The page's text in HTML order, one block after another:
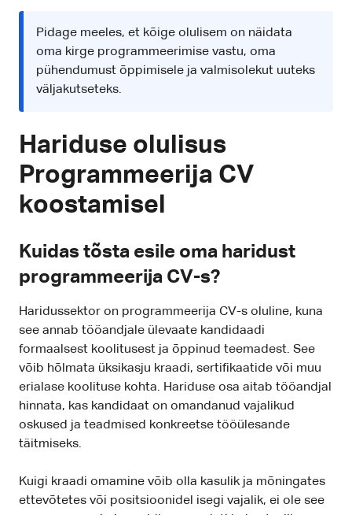
Pidage meeles, et kõige olulisem on näidata
oma kirge programmeerimise vastu, oma
pühendumust õppimisele ja valmisolekut uuteks
väljakutseteks.
Hariduse olulisus
Programmeerija CV
koostamisel
Kuidas tõsta esile oma haridust
programmeerija CV-s?
Haridussektor on programmeerija CV-s oluline, kuna
see annab tööandjale ülevaate kandidaadi
formaalsest koolitusest ja õppinud teemadest. See
võib hõlmata üksikasju kraadi, sertifikaatide või muu
erialase koolituse kohta. Hariduse osa aitab tööandjal
hinnata, kas kandidaat on omandanud vajalikud
oskused ja teadmised konkreetse tööülesande
täitmiseks.
Kuigi kraadi omamine võib olla kasulik ja mõningates
ettevõtetes või positsioonidel isegi vajalik, ei ole see